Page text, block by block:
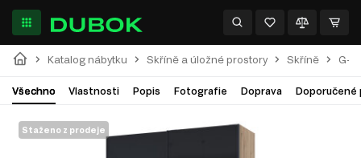
Katalog nábytku Skříně a úložné prostory Skříně G-
Všechno Vlastnosti Popis Fotografie Doprava Doporučené
Staženo z prodeje